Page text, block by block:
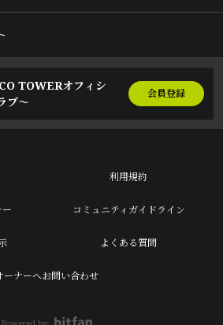
TOWERオフィシ
ブ～
会員登録
利用規約
コミュニティガイドライン
よくある質問
ーナーへお問い合わせ